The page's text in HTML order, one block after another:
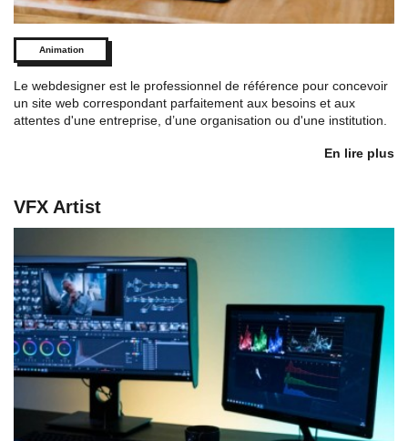
Animation
Le webdesigner est le professionnel de référence pour concevoir
un site web correspondant parfaitement aux besoins et aux
attentes d'une entreprise, d’une organisation ou d'une institution.
En lire plus
VFX Artist